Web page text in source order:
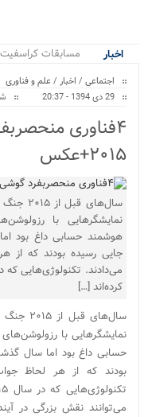
اخبار
مسابقات کراسفیت
اجتماعی / اخبار / علم و فناوری
29 دی 1394 - 20:37
۴فناوری
۲۰۱۵+عکس
نمایشگر‌هایی با
هوشمند حسابی داغ بود
جایی رسیده بودند که از
کرده‌اند […]
نمایشگر‌هایی با
حسابی داغ بود اما سال
بودند که از هر لحاظ
می‌توانند نقش بزرگی در